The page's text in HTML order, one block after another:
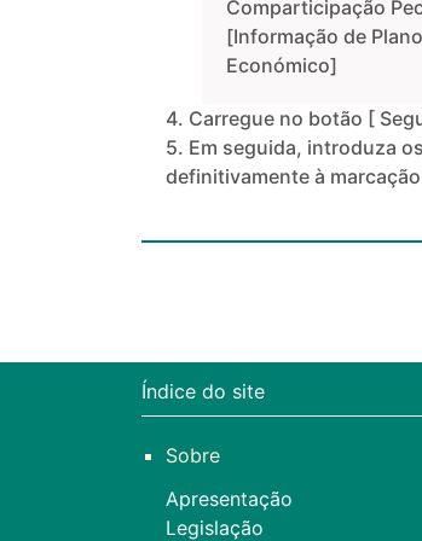
Comparticipação
[Informação de
Económico]
4. Carregue no botão [
5. Em seguida, introduza
definitivamente à
Índice do site
Sobre
Apresentação
Legislação